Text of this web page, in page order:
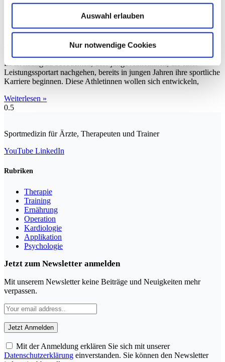
Auswahl erlauben
Nur notwendige Cookies
Embodiment im Sport
Es ist häufig zu beobachten, dass junge Athletinnen, die einer
Leistungssportart nachgehen, bereits in jungen Jahren ihre sportliche
Karriere beginnen. Diese Athletinnen wollen sich entwickeln,
Weiterlesen »
Sportmedizin für Ärzte, Therapeuten und Trainer
YouTube LinkedIn
Rubriken
Therapie
Training
Ernährung
Operation
Kardiologie
Applikation
Psychologie
Jetzt zum Newsletter anmelden
Mit unserem Newsletter keine Beiträge und Neuigkeiten mehr
verpassen.
Mit der Anmeldung erklären Sie sich mit unserer
Datenschutzerklärung einverstanden. Sie können den Newsletter